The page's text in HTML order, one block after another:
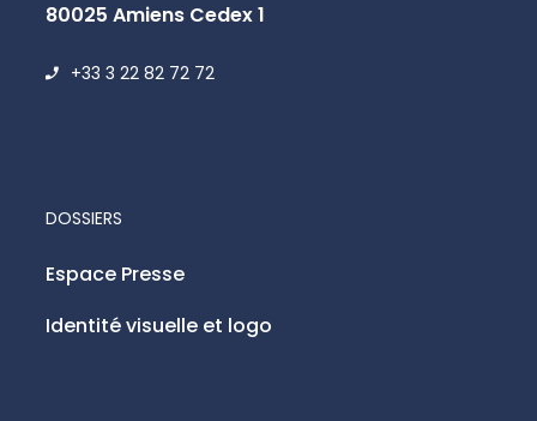
80025 Amiens Cedex 1
+33 3 22 82 72 72
DOSSIERS
Espace Presse
Identité visuelle et logo